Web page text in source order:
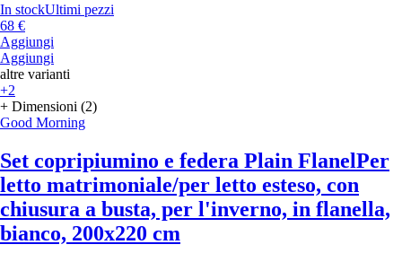
In stockUltimi pezzi
68 €
Aggiungi
Aggiungi
altre varianti
+2
+ Dimensioni (2)
Good Morning
Set copripiumino e federa Plain FlanelPer
letto matrimoniale/per letto esteso, con
chiusura a busta, per l'inverno, in flanella,
bianco, 200x220 cm